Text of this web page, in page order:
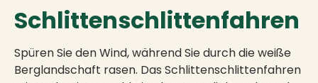
Schlittenschlittenfahren
Spüren Sie den Wind, während Sie durch die weiße
Berglandschaft rasen. Das Schlittenschlittenfahren